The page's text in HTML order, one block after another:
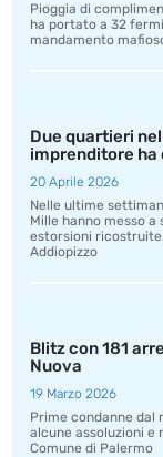
Pioggia di
ha portato a 32
mandamento
Due quartieri
imprenditore ha
20 Aprile 2026
Nelle ultime
Mille hanno messo
estorsioni
Addiopizzo
Blitz con 181
Nuova
19 Marzo 2026
Prime condanne dal
alcune assoluzioni
Comune di Palermo